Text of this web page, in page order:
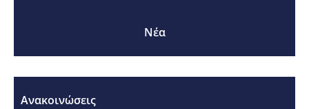
Νέα
Ανακοινώσεις